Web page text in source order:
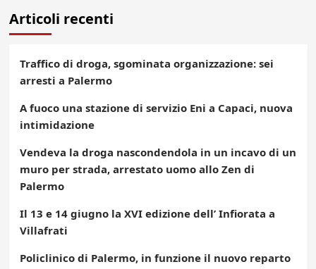
Articoli recenti
Traffico di droga, sgominata organizzazione: sei
arresti a Palermo
A fuoco una stazione di servizio Eni a Capaci, nuova
intimidazione
Vendeva la droga nascondendola in un incavo di un
muro per strada, arrestato uomo allo Zen di
Palermo
Il 13 e 14 giugno la XVI edizione dell’ Infiorata a
Villafrati
Policlinico di Palermo, in funzione il nuovo reparto